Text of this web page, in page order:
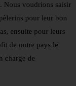
Nous voudrions saisir
pour leur bon
ensuite pour leurs
de notre pays le
charge de